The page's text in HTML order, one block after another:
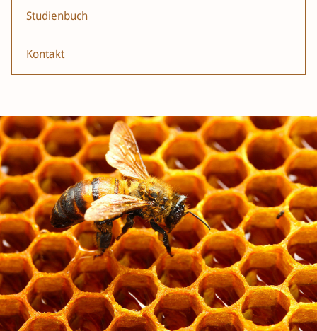
Studienbuch
Kontakt